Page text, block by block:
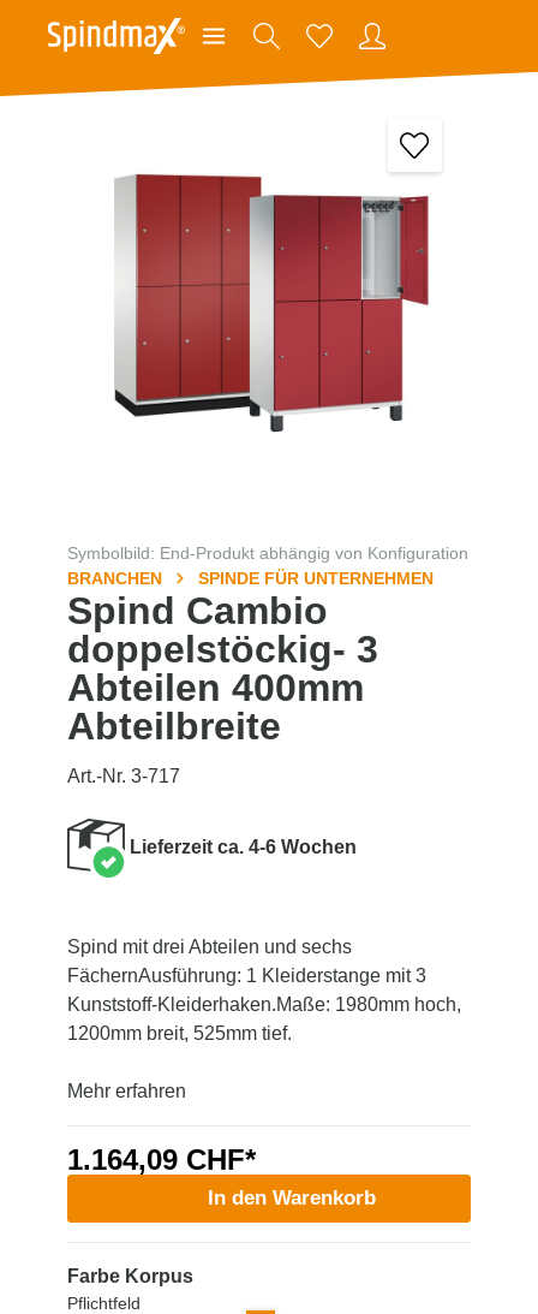
Symbolbild: End-Produkt abhängig von Konfiguration
BRANCHEN
SPINDE FÜR UNTERNEHMEN
Spind Cambio
doppelstöckig- 3
Abteilen 400mm
Abteilbreite
Art.-Nr. 3-717
Lieferzeit ca. 4-6 Wochen
Spind mit drei Abteilen und sechs
FächernAusführung: 1 Kleiderstange mit 3
Kunststoff-Kleiderhaken.Maße: 1980mm hoch,
1200mm breit, 525mm tief.
Mehr erfahren
1.164,09 CHF*
In den Warenkorb
Farbe Korpus
Pflichtfeld